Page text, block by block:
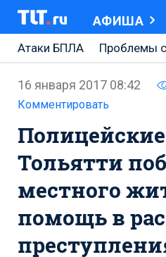
АФИША
Атаки БПЛА
Проблемы
Ремонт Центральной
Ремонт Обводного шоссе
Набережная Тольятти
Неделя Тольятти
16 января 2017 08:42
Комментировать
Тольятти
местного
помощь в